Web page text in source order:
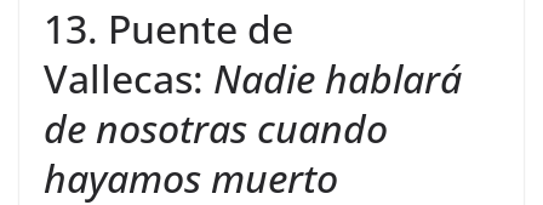
13. Puente de
Vallecas: Nadie hablará
de nosotras cuando
hayamos muerto